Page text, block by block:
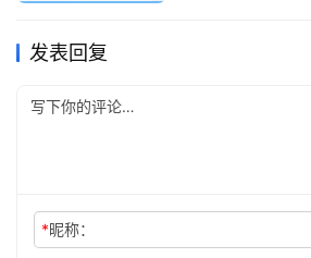
发表回复
*昵称：